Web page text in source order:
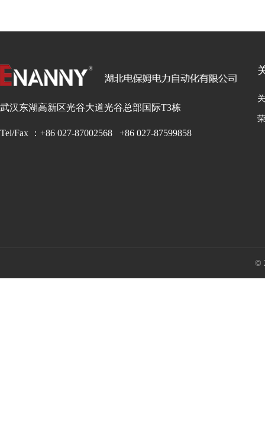
24串单体监测模块VCM-I-24-
ENS-
武汉东湖高新区光谷大道光谷总部国际T3栋
Tel/Fax ：+86 027-87002568 +86 027-87599858
©